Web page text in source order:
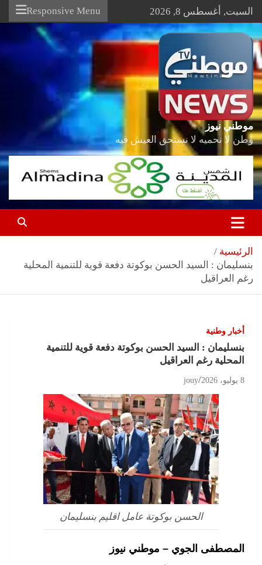
Skip
content
السبت, أغسطس 8, 2026 Responsive Menu
موطني نيوز
وطن لا نحميه لا نستحق العيش فيه
الرئيسية
بنسليمان : السيد الحسن بوكوتة دفعة قوية للتنمية المحلية
رغم العراقيل
أخبار وطنية
بنسليمان : السيد الحسن بوكوتة دفعة قوية للتنمية
المحلية رغم العراقيل
8 يوليو، 2026 jouy
الحسن بوكوتة عامل اقليم بنسليمان
المصطفى الجوي – موطني نيوز